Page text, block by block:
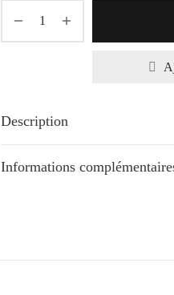
Description
Informations